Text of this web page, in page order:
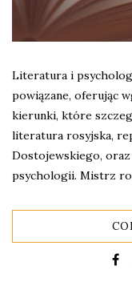
Literatura i
powiązane, oferując
kierunki, które
literatura rosyjska,
Dostojewskiego, oraz
psychologii. Mistrz